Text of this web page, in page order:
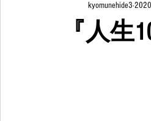
『人生
kyomunehide3